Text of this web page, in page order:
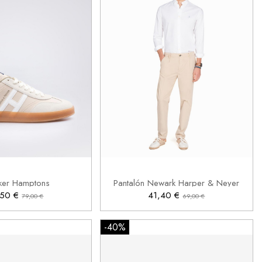
Hamptons
€79,00 €
al carrito
Pantalón Newark Harper & Neyer
41,40 €69,00 €
44
 Añadir al carrito
-40%